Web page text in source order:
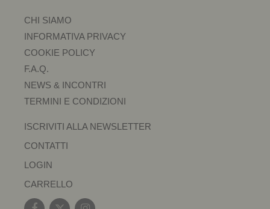
CHI SIAMO
INFORMATIVA PRIVACY
COOKIE POLICY
F.A.Q.
NEWS & INCONTRI
TERMINI E CONDIZIONI
ISCRIVITI ALLA NEWSLETTER
CONTATTI
LOGIN
CARRELLO